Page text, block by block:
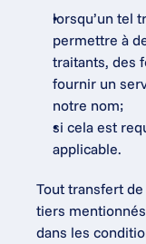
lorsqu’un tel
permettre à
traitants, des
fournir un
notre nom;
si cela est
applicable.
Tout transfert
tiers
dans les